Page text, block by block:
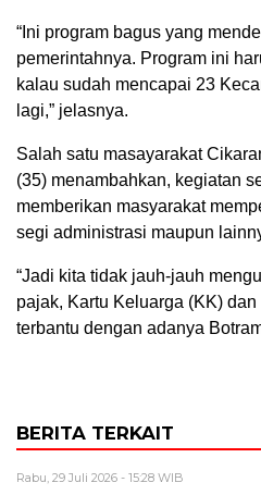
“Ini program bagus yang
pemerintahnya. Program ini
kalau sudah mencapai 23
lagi,” jelasnya.
Salah satu masayarakat
(35) menambahkan, kegiatan
memberikan masyarakat
segi administrasi maupun
“Jadi kita tidak jauh-jauh
pajak, Kartu Keluarga (KK)
terbantu dengan adanya
BERITA TERKAIT
Rabu, 29 Juli 2026 - 15:28 WIB